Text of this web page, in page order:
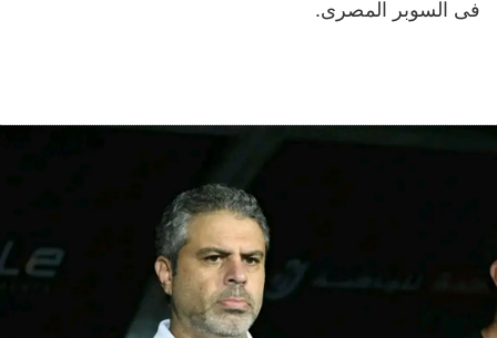
فى السوبر المصرى.